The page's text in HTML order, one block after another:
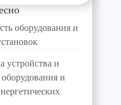
оборудования и
и
и